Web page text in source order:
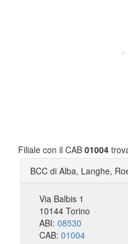
Filiale con il CAB 01004
BCC di Alba, Langhe,
Via Balbis 1
10144 Torino
ABI: 08530
CAB: 01004